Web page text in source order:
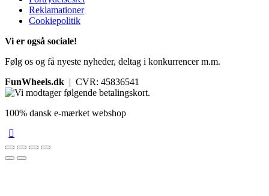
Reklamationer
Cookiepolitik
Vi er også sociale!
Følg os og få nyeste nyheder, deltag i konkurrencer m.m.
FunWheels.dk | CVR: 45836541
100% dansk e-mærket webshop